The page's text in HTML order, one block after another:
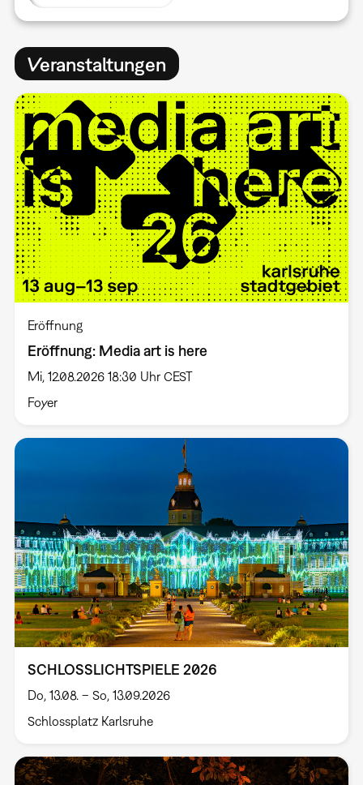
Veranstaltungen
Eröffnung
Eröffnung: Media art is here
Mi, 12.08.2026 18:30 Uhr CEST
Foyer
SCHLOSSLICHTSPIELE 2026
Do, 13.08. – So, 13.09.2026
Schlossplatz Karlsruhe